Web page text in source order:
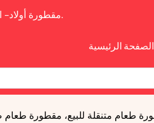
مقطورة أولاد-2009.
الصفحة الرئيسية